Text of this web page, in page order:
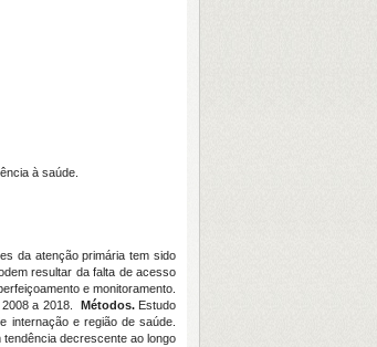
à saúde.
da atenção primária tem sido
resultar da falta de acesso
e monitoramento.
a 2018. Métodos. Estudo
internação e região de saúde.
decrescente ao longo